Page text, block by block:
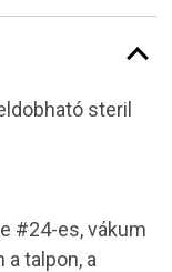
steril
#24-es, vákum
talpon, a